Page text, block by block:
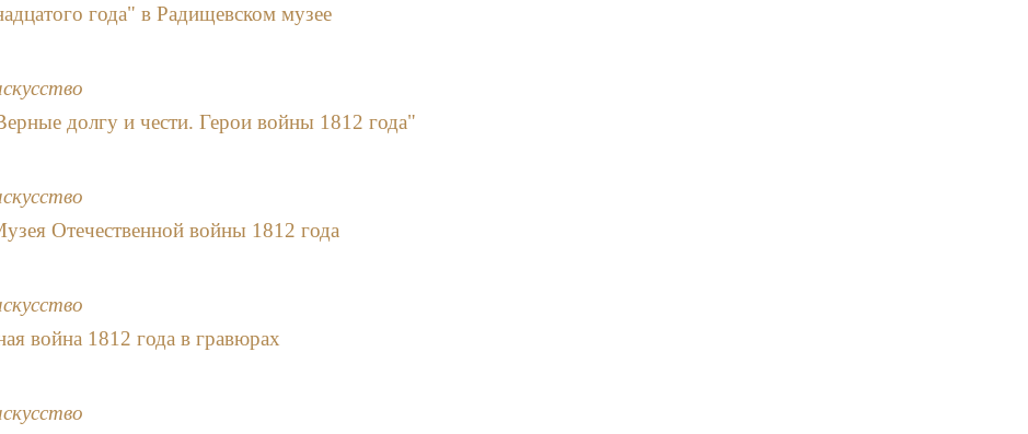
года" в Радищевском музее
долгу и чести. Герои войны 1812 года"
Отечественной войны 1812 года
война 1812 года в гравюрах